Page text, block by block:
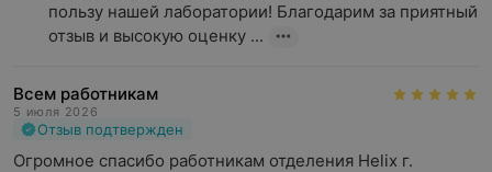
пользу нашей лаборатории! Благодарим за приятный
отзыв и высокую оценку ...
Всем работникам
5 июля 2026
Отзыв подтвержден
Огромное спасибо работникам отделения Helix г.